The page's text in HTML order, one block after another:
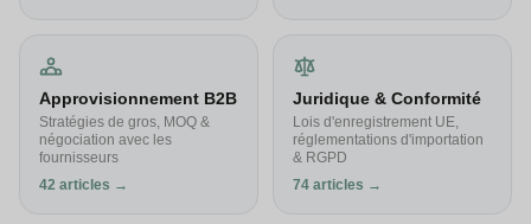
Approvisionnement B2B
Stratégies de gros, MOQ &
négociation avec les
fournisseurs
42 articles →
Juridique & Conformité
Lois d'enregistrement UE,
réglementations d'importation
& RGPD
74 articles →